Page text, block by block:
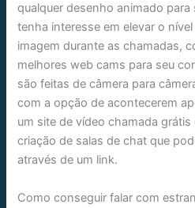
qualquer desenho animado
tenha interesse em elevar o
imagem durante as chamadas,
melhores web cams para seu
são feitas de câmera para
com a opção de acontecerem
um site de vídeo chamada
criação de salas de chat que
através de um link.
Como conseguir falar com